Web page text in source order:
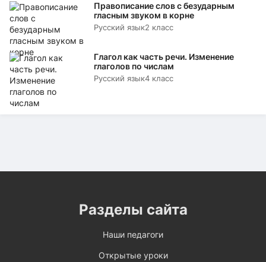
Правописание слов с безударным
гласным звуком в корне
Русский язык2 класс
Глагол как часть речи. Изменение
глаголов по числам
Русский язык4 класс
Разделы сайта
Наши педагоги
Открытые уроки